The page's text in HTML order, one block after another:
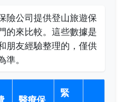
險公司提供登山旅遊保
的來比較。這些數據是
朋友經驗整理的，僅供
。
醫療保
緊